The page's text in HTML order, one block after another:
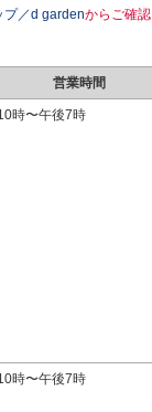
プ／d gardenからご確認
営業時間
時〜午後7時
時〜午後7時